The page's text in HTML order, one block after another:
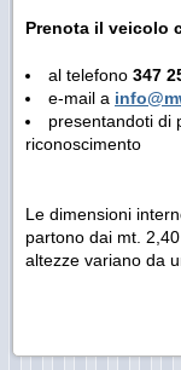
Prenota il veicolo
al telefono 347
e-mail a
presentandoti di
riconoscimento
Le dimensioni
partono dai mt.
altezze variano da